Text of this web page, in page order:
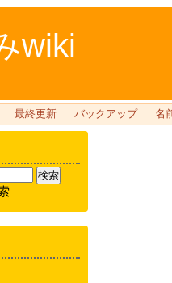
wiki
最終更新 バックアップ 名